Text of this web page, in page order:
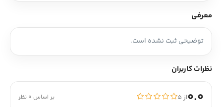
معرفی
توضیحی ثبت نشده است.
نظرات کاربران
0.0از ۵ بر اساس 0 نظر